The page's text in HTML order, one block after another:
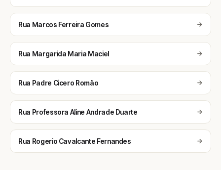
Rua Marcos Ferreira Gomes
Rua Margarida Maria Maciel
Rua Padre Cicero Romão
Rua Professora Aline Andrade Duarte
Rua Rogerio Cavalcante Fernandes